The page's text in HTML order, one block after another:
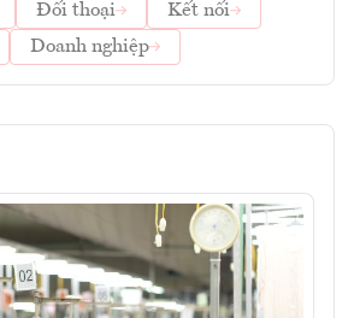
Đối thoại
Kết nối
Doanh nghiệp